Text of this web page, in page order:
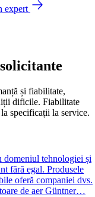
expert
și fiabilitate,
dificile. Fiabilitate
specificații la service.
domeniul tehnologiei și
fără egal. Produsele
oferă companiei dvs.
de aer Güntner…